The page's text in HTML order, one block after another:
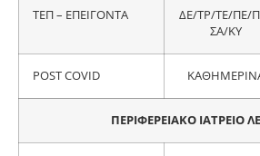
ΤΕΠ – ΕΠΕΙΓΟΝΤΑ
ΔΕ/ΤΡ/ΤΕ/ΠΕ/
ΣΑ/ΚΥ
POST COVID
ΠΕΡΙΦΕΡΕΙΑΚΟ ΙΑΤΡΕΙΟ